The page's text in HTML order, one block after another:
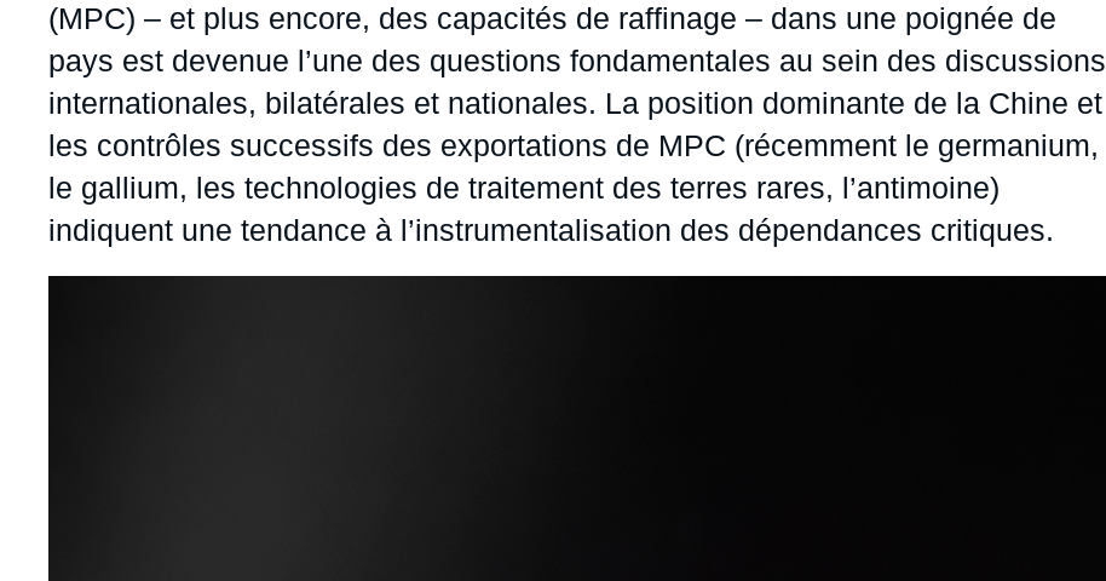
(MPC) – et plus encore, des capacités de raffinage – dans une poignée de
pays est devenue l’une des questions fondamentales au sein des discussions
internationales, bilatérales et nationales. La position dominante de la Chine et
les contrôles successifs des exportations de MPC (récemment le germanium,
le gallium, les technologies de traitement des terres rares, l’antimoine)
indiquent une tendance à l’instrumentalisation des dépendances critiques.